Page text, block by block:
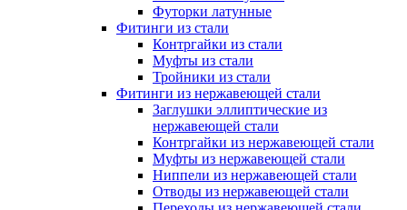
Футорки латунные
Фитинги из стали
Контргайки из стали
Муфты из стали
Тройники из стали
Фитинги из нержавеющей стали
Заглушки эллиптические из
нержавеющей стали
Контргайки из нержавеющей стали
Муфты из нержавеющей стали
Ниппели из нержавеющей стали
Отводы из нержавеющей стали